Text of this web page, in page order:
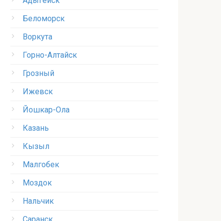
Беломорск
Воркута
Горно-Алтайск
Грозный
Ижевск
Йошкар-Ола
Казань
Кызыл
Малгобек
Моздок
Нальчик